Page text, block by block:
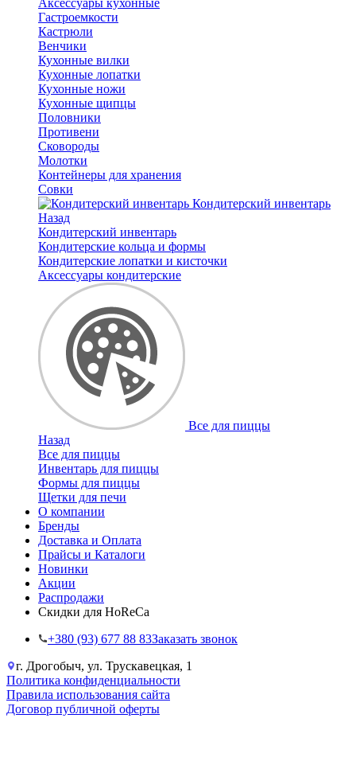
Гастроемкости
Кастрюли
Венчики
Кухонные вилки
Кухонные лопатки
Кухонные ножи
Кухонные щипцы
Половники
Противени
Сковороды
Молотки
Контейнеры для хранения
Совки
Кондитерский инвентарь
Назад
Кондитерский инвентарь
Кондитерские кольца и формы
Кондитерские лопатки и кисточки
Аксессуары кондитерские
Все для пиццы
Назад
Все для пиццы
Инвентарь для пиццы
Формы для пиццы
Щетки для печи
О компании
Бренды
Доставка и Оплата
Прайсы и Каталоги
Новинки
Акции
Распродажи
Скидки для HoReCa
+38‎0 (93) 677 88 83Заказать звонок
г. Дрогобыч, ул. Трускавецкая, 1
Политика конфиденциальности
Правила использования сайта
Договор публичной оферты